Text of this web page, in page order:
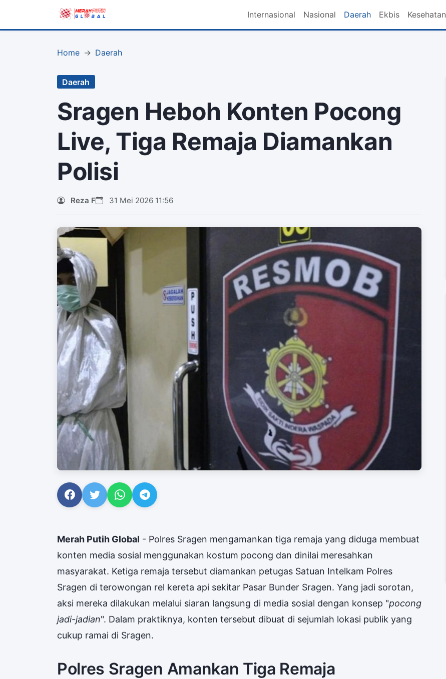
Internasional Nasional Daerah Ekbis Kesehatan
Home Daerah
Daerah
Sragen Heboh Konten Pocong
Live, Tiga Remaja Diamankan
Polisi
Reza F 31 Mei 2026 11:56
Merah Putih Global - Polres Sragen mengamankan tiga remaja yang diduga membuat
konten media sosial menggunakan kostum pocong dan dinilai meresahkan
masyarakat. Ketiga remaja tersebut diamankan petugas Satuan Intelkam Polres
Sragen di terowongan rel kereta api sekitar Pasar Bunder Sragen. Yang jadi sorotan,
aksi mereka dilakukan melalui siaran langsung di media sosial dengan konsep "pocong
jadi-jadian". Dalam praktiknya, konten tersebut dibuat di sejumlah lokasi publik yang
cukup ramai di Sragen.
Polres Sragen Amankan Tiga Remaja